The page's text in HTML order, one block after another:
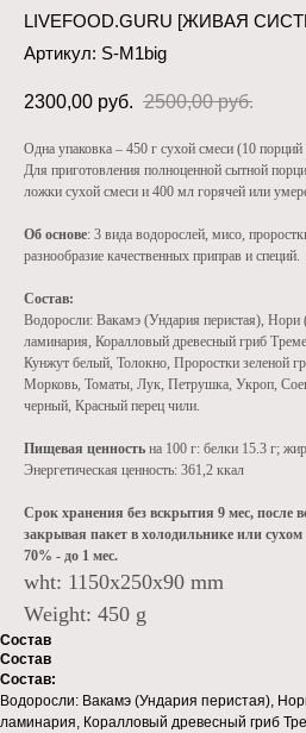
LIVEFOOD.GURU [ЖИВАЯ
Артикул: S-M1big
2300,00 руб. 2500,00 руб.
Одна упаковка – 450 г сухой смеси (10 порций
Для приготовления полноценной сытной
ложки сухой смеси и 400 мл горячей или
Об основе: 3 вида водорослей, мисо,
разнообразие качественных приправ и специй.
Состав:
Водоросли: Вакамэ (Ундария перистая), Нори
ламинария, Коралловый древесный гриб
Кунжут белый, Толокно, Проростки зеленой
Морковь, Томаты, Лук, Петрушка, Укроп,
черный, Красный перец чили.
Пищевая ценность на 100 г: белки 15.3 г;
Энергетическая ценность: 361,2 ккал
Срок хранения без вскрытия 9 мес, после
закрывая пакет в холодильнике или сухом
70% - до 1 мес.
wht: 1150x250x90 mm
Weight: 450 g
Состав
Состав
Состав:
Водоросли: Вакамэ (Ундария перистая),
ламинария, Коралловый древесный гриб